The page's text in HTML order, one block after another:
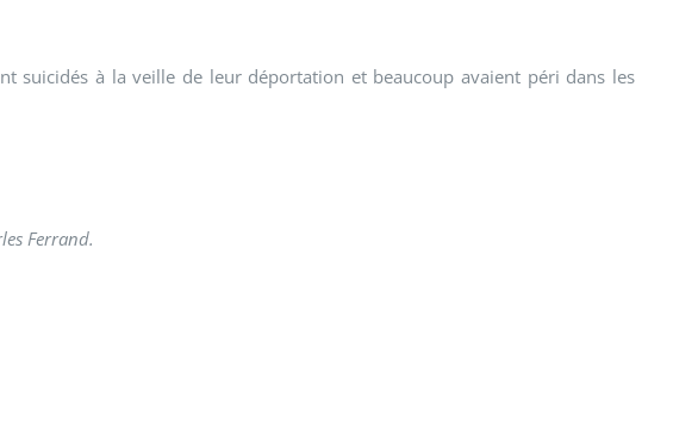
suicidés à la veille de leur déportation et beaucoup avaient péri dans les
Ferrand.